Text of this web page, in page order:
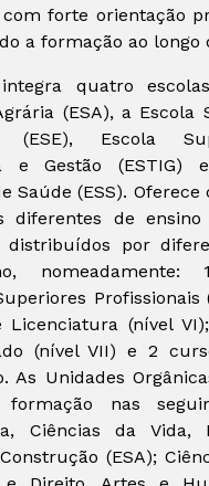
com forte orientação
a formação ao longo
quatro
(ESA), a Escola
(ESE), Escola
e Gestão (ESTIG)
Saúde (ESS). Oferece
diferentes de
distribuídos por
nomeadamente:
Profissionais
Licenciatura (nível
(nível VII) e 2
As Unidades
formação nas
Ciências da Vida,
(ESA);